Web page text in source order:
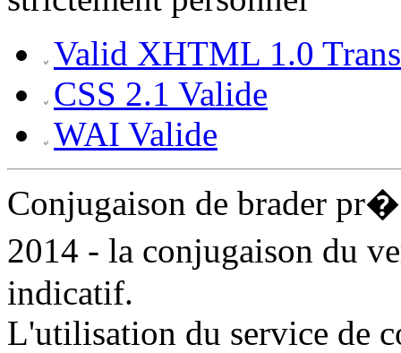
Valid XHTML 1.0
CSS 2.1 Valide
WAI Valide
Conjugaison de brader
2014 - la conjugaison du
indicatif.
L'utilisation du service de